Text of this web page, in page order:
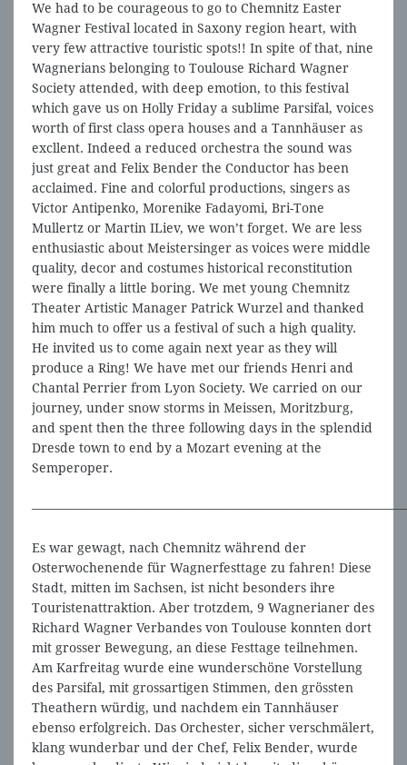
We had to be courageous to go to Chemnitz Easter
Wagner Festival located in Saxony region heart, with
very few attractive touristic spots!! In spite of that, nine
Wagnerians belonging to Toulouse Richard Wagner
Society attended, with deep emotion, to this festival
which gave us on Holly Friday a sublime Parsifal, voices
worth of first class opera houses and a Tannhäuser as
excllent. Indeed a reduced orchestra the sound was
just great and Felix Bender the Conductor has been
acclaimed. Fine and colorful productions, singers as
Victor Antipenko, Morenike Fadayomi, Bri-Tone
Mullertz or Martin ILiev, we won’t forget. We are less
enthusiastic about Meistersinger as voices were middle
quality, decor and costumes historical reconstitution
were finally a little boring. We met young Chemnitz
Theater Artistic Manager Patrick Wurzel and thanked
him much to offer us a festival of such a high quality.
He invited us to come again next year as they will
produce a Ring! We have met our friends Henri and
Chantal Perrier from Lyon Society. We carried on our
journey, under snow storms in Meissen, Moritzburg,
and spent then the three following days in the splendid
Dresde town to end by a Mozart evening at the
Semperoper.
Es war gewagt, nach Chemnitz während der
Osterwochenende für Wagnerfesttage zu fahren! Diese
Stadt, mitten im Sachsen, ist nicht besonders ihre
Touristenattraktion. Aber trotzdem, 9 Wagnerianer des
Richard Wagner Verbandes von Toulouse konnten dort
mit grosser Bewegung, an diese Festtage teilnehmen.
Am Karfreitag wurde eine wunderschöne Vorstellung
des Parsifal, mit grossartigen Stimmen, den grössten
Theathern würdig, und nachdem ein Tannhäuser
ebenso erfolgreich. Das Orchester, sicher verschmälert,
klang wunderbar und der Chef, Felix Bender, wurde